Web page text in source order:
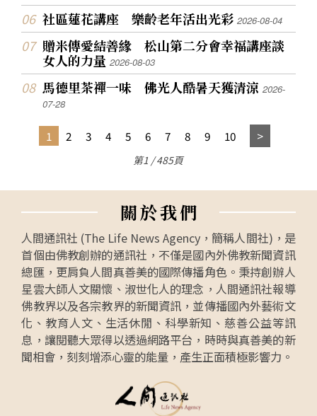
社區蓮花講座 樂齡老年活出光彩2026-08-04
贈米傳愛結善緣 松山第二分會幸福講座談
女人的力量2026-08-03
馬德里茶禪一味 佛光人酷暑天獲清涼2026-
07-28
1 2 3 4 5 6 7 8 9 10
第1 / 485頁
關於我們
人間通訊社 (The Life News Agency，簡稱人間社)，是
首個由佛教創辦的通訊社，不僅是國內外佛教新聞資訊
總匯，更肩負人間真善美的國際傳播角色。秉持創辦人
星雲大師人文關懷、淑世化人的理念，人間通訊社報導
佛教界以及各宗教界的新聞資訊，並傳播國內外藝術文
化、教育人文、生活休閒、科學新知、慈善公益等訊
息，讓閱聽大眾得以透過網路平台，時時與真善美的新
聞相會，刻刻增添心靈的能量，產生正面積極影響力。